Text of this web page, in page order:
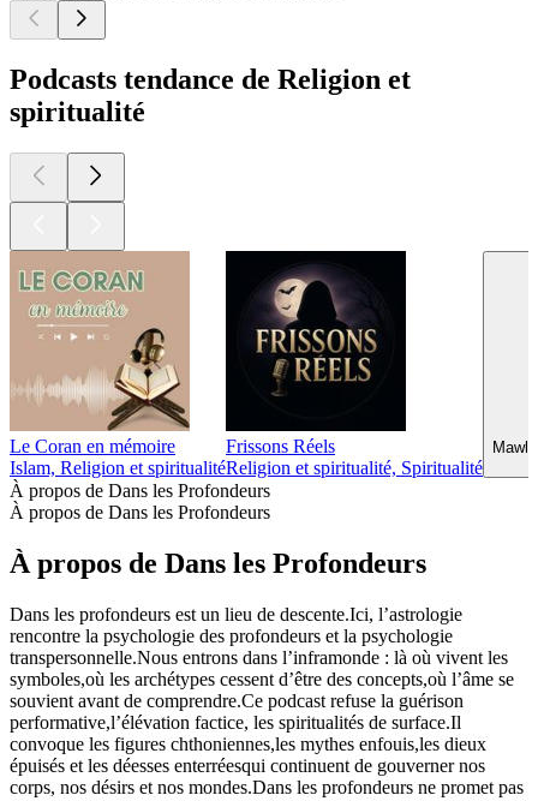
Podcasts tendance de Religion et
spiritualité
Le Coran en mémoire
Islam, Religion et spiritualité
Frissons Réels
Religion et spiritualité, Spiritualité
À propos de Dans les Profondeurs
À propos de Dans les Profondeurs
À propos de Dans les Profondeurs
Dans les profondeurs est un lieu de descente.Ici, l’astrologie
rencontre la psychologie des profondeurs et la psychologie
transpersonnelle.Nous entrons dans l’inframonde : là où vivent les
symboles,où les archétypes cessent d’être des concepts,où l’âme se
souvient avant de comprendre.Ce podcast refuse la guérison
performative,l’élévation factice, les spiritualités de surface.Il
convoque les figures chthoniennes,les mythes enfouis,les dieux
épuisés et les déesses enterréesqui continuent de gouverner nos
corps, nos désirs et nos mondes.Dans les profondeurs ne promet pas